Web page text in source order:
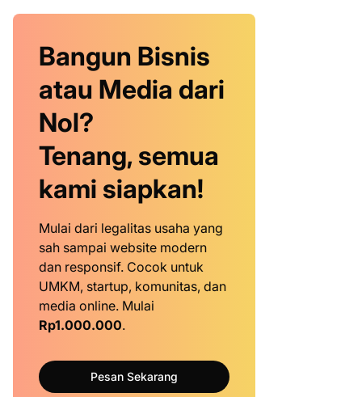
Bangun Bisnis
atau Media dari
Nol?
Tenang, semua
kami siapkan!
Mulai dari legalitas usaha yang
sah sampai website modern
dan responsif. Cocok untuk
UMKM, startup, komunitas, dan
media online. Mulai
Rp1.000.000.
Pesan Sekarang